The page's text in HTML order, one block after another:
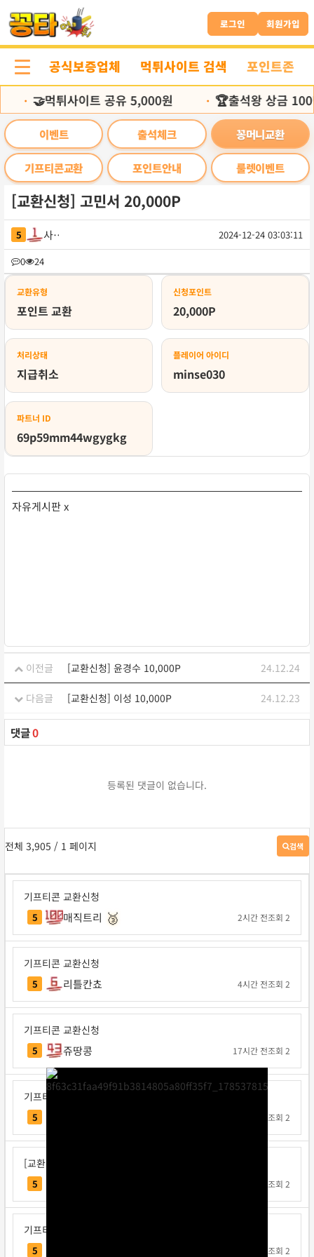
문
로
로그인 회원가입
공식보증업체 먹튀사이트 검색 포인트존
🤝먹튀사이트 공유 5,000원 🏆출석왕 상금 100
이벤트 출석체크 꽁머니교환
기프티콘교환 포인트안내 룰렛이벤트
[교환신청] 고민서 20,000P
5 사바
2024-12-24 03:03:11
0
24
록
교환유형
포인트 교환
신청포인트
20,000P
처리상태
지급취소
플레이어 아이디
minse030
파트너 ID
69p59mm44wgygkg
자유게시판 x
이전글 [교환신청] 윤경수 10,000P 24.12.24
다음글 [교환신청] 이성 10,000P 24.12.23
댓글0
등록된 댓글이 없습니다.
전체 3,905 / 1 페이지 검색
게
판
검
기프티콘 교환신청
5 매직트리 🥉 2시간 전조회 2
기프티콘 교환신청
5 리틀칸쵸 4시간 전조회 2
기프티콘 교환신청
5 쥬땅콩 17시간 전조회 2
기프티콘 교환신청
5 조회 2
[교환신청] 하이여
5 조회 2
기프티콘 교환신청
5 조회 2